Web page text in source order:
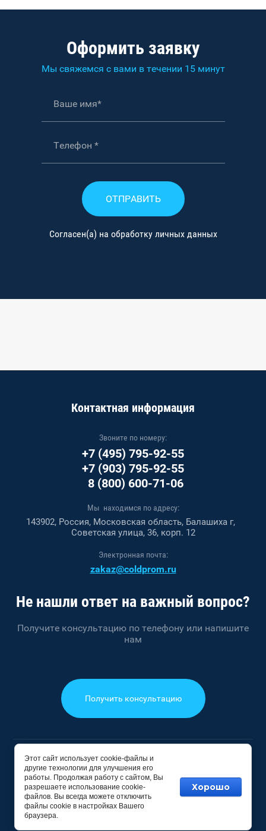
Оформить заявку
Мы свяжемся с вами в течении 15 минут
ОТПРАВИТЬ
Согласен(а) на обработку личных данных
Контактная информация
Звоните по номеру:
+7 (495) 795-92-55
+7 (903) 795-92-55
8 (800) 600-71-06
Мы находимся по адресу:
143902, Россия, Московская область, Балашиха г,
Советская улица, 36, корп. 12
Электронная почта:
zakaz@coldprom.ru
Не нашли ответ на важный вопрос?
Получите консультацию по телефону или напишите
нам
Получить консультацию
2023 - 2026 © ПРОМТЕХКУЛ
ООО "ВС-ХОЛОД"
ОГРН 1235000139670
Создание сайтаМегагрупп
Этот сайт использует cookie-файлы и
другие технологии для улучшения его
работы. Продолжая работу с сайтом, Вы
разрешаете использование cookie-
файлов. Вы всегда можете отключить
файлы cookie в настройках Вашего
браузера.
Хорошо